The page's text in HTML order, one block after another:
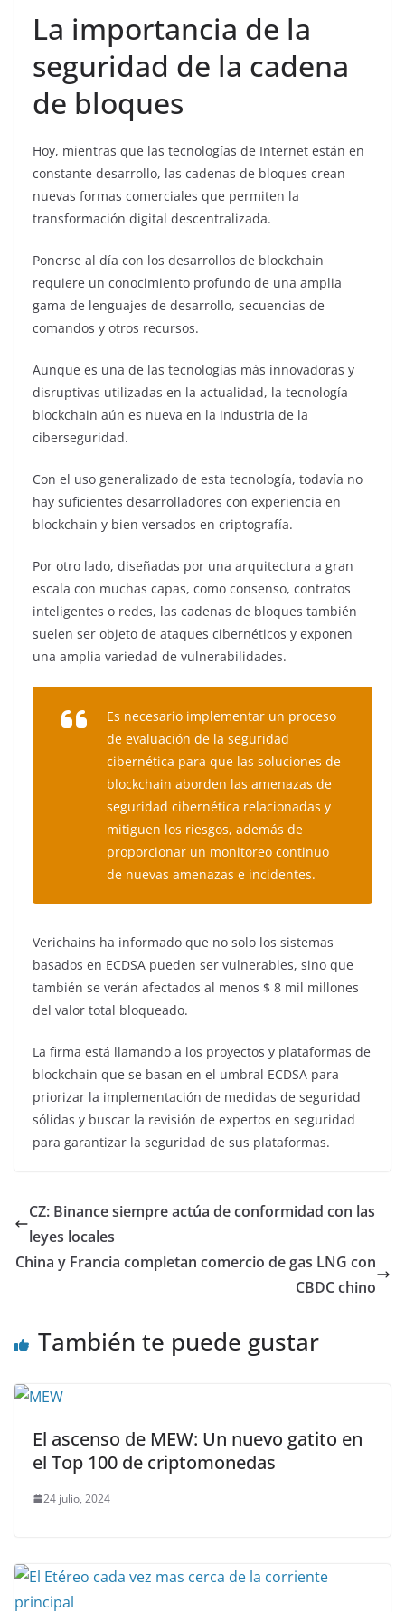
La importancia de la
seguridad de la cadena
de bloques
Hoy, mientras que las tecnologías de Internet están en
constante desarrollo, las cadenas de bloques crean
nuevas formas comerciales que permiten la
transformación digital descentralizada.
Ponerse al día con los desarrollos de blockchain
requiere un conocimiento profundo de una amplia
gama de lenguajes de desarrollo, secuencias de
comandos y otros recursos.
Aunque es una de las tecnologías más innovadoras y
disruptivas utilizadas en la actualidad, la tecnología
blockchain aún es nueva en la industria de la
ciberseguridad.
Con el uso generalizado de esta tecnología, todavía no
hay suficientes desarrolladores con experiencia en
blockchain y bien versados ​​en criptografía.
Por otro lado, diseñadas por una arquitectura a gran
escala con muchas capas, como consenso, contratos
inteligentes o redes, las cadenas de bloques también
suelen ser objeto de ataques cibernéticos y exponen
una amplia variedad de vulnerabilidades.
Es necesario implementar un proceso
de evaluación de la seguridad
cibernética para que las soluciones de
blockchain aborden las amenazas de
seguridad cibernética relacionadas y
mitiguen los riesgos, además de
proporcionar un monitoreo continuo
de nuevas amenazas e incidentes.
Verichains ha informado que no solo los sistemas
basados ​​en ECDSA pueden ser vulnerables, sino que
también se verán afectados al menos $ 8 mil millones
del valor total bloqueado.
La firma está llamando a los proyectos y plataformas de
blockchain que se basan en el umbral ECDSA para
priorizar la implementación de medidas de seguridad
sólidas y buscar la revisión de expertos en seguridad
para garantizar la seguridad de sus plataformas.
CZ: Binance siempre actúa de conformidad con las
leyes locales
China y Francia completan comercio de gas LNG con
CBDC chino
También te puede gustar
El ascenso de MEW: Un nuevo gatito en
el Top 100 de criptomonedas
24 julio, 2024